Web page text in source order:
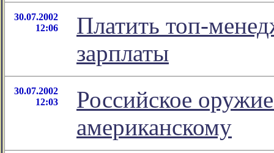
30.07.2002
12:06
Платить топ-
зарплаты
30.07.2002
12:03
Российское
американскому